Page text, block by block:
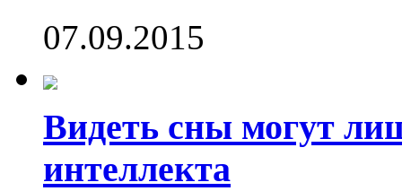
07.09.2015
Видеть сны могут
интеллекта